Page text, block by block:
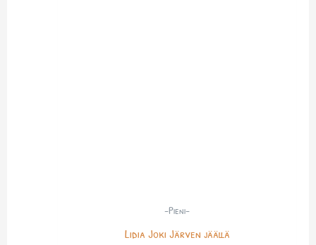
-Pieni-
Lidia Joki Järven jäällä